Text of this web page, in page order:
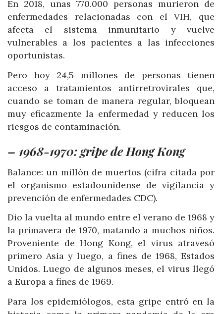
En 2018, unas 770.000 personas murieron de
enfermedades relacionadas con el VIH, que
afecta el sistema inmunitario y vuelve
vulnerables a los pacientes a las infecciones
oportunistas.
Pero hoy 24,5 millones de personas tienen
acceso a tratamientos antirretrovirales que,
cuando se toman de manera regular, bloquean
muy eficazmente la enfermedad y reducen los
riesgos de contaminación.
– 1968-1970: gripe de Hong Kong
Balance: un millón de muertos (cifra citada por
el organismo estadounidense de vigilancia y
prevención de enfermedades CDC).
Dio la vuelta al mundo entre el verano de 1968 y
la primavera de 1970, matando a muchos niños.
Proveniente de Hong Kong, el virus atravesó
primero Asia y luego, a fines de 1968, Estados
Unidos. Luego de algunos meses, el virus llegó
a Europa a fines de 1969.
Para los epidemiólogos, esta gripe entró en la